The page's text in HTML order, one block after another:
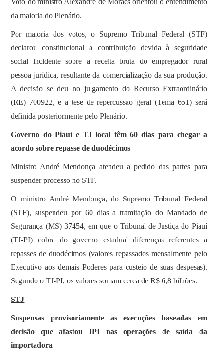
Voto do ministro Alexandre de Moraes orientou o entendimento
da maioria do Plenário.
Por maioria dos votos, o Supremo Tribunal Federal (STF)
declarou constitucional a contribuição devida à seguridade
social incidente sobre a receita bruta do empregador rural
pessoa jurídica, resultante da comercialização da sua produção.
A decisão se deu no julgamento do Recurso Extraordinário
(RE) 700922, e a tese de repercussão geral (Tema 651) será
definida posteriormente pelo Plenário.
Governo do Piauí e TJ local têm 60 dias para chegar a
acordo sobre repasse de duodécimos
Ministro André Mendonça atendeu a pedido das partes para
suspender processo no STF.
O ministro André Mendonça, do Supremo Tribunal Federal
(STF), suspendeu por 60 dias a tramitação do Mandado de
Segurança (MS) 37454, em que o Tribunal de Justiça do Piauí
(TJ-PI) cobra do governo estadual diferenças referentes a
repasses de duodécimos (valores repassados mensalmente pelo
Executivo aos demais Poderes para custeio de suas despesas).
Segundo o TJ-PI, os valores somam cerca de R$ 6,8 bilhões.
STJ
Suspensas provisoriamente as execuções baseadas em
decisão que afastou IPI nas operações de saída da
importadora